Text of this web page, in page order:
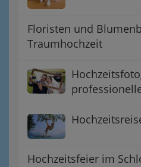
Floristen und
Traumhochzeit
Hochzeitsfeier im